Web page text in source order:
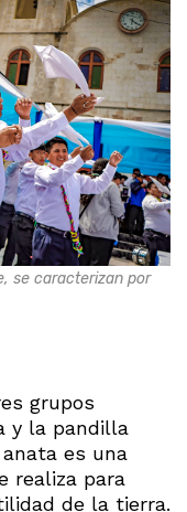
se caracterizan por
grupos
y la pandilla
es una
realiza para
de la tierra.